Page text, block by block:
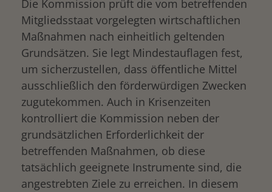
Die Kommission prüft die vom betreffenden
Mitgliedsstaat vorgelegten wirtschaftlichen
Maßnahmen nach einheitlich geltenden
Grundsätzen. Sie legt Mindestauflagen fest,
um sicherzustellen, dass öffentliche Mittel
ausschließlich den förderwürdigen Zwecken
zugutekommen. Auch in Krisenzeiten
kontrolliert die Kommission neben der
grundsätzlichen Erforderlichkeit der
betreffenden Maßnahmen, ob diese
tatsächlich geeignete Instrumente sind, die
angestrebten Ziele zu erreichen. In diesem